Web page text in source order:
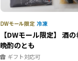
【DWモール限定】 酒
晩酌のとも
ギフト対応可